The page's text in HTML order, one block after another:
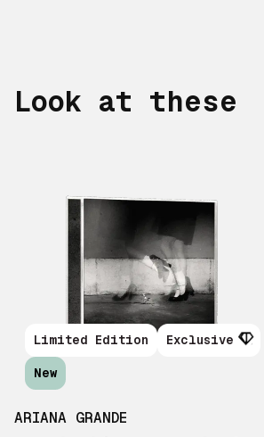
Look at these
Limited Edition Exclusive
New
ARIANA GRANDE